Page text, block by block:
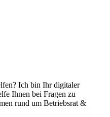
Ich bin Ihr digitaler
Ihnen bei Fragen zu
rund um Betriebsrat &